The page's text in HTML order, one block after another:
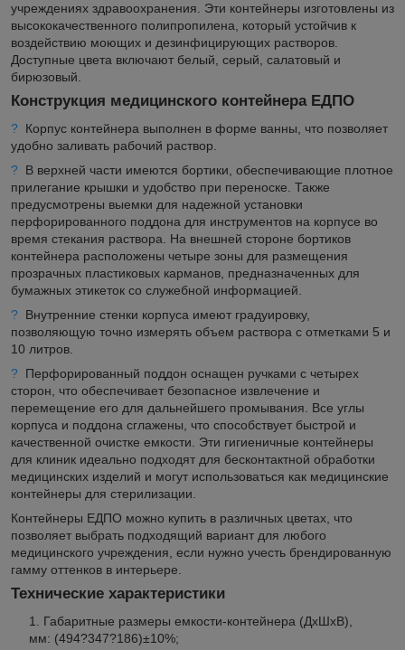
учреждениях здравоохранения. Эти контейнеры изготовлены из
высококачественного полипропилена, который устойчив к
воздействию моющих и дезинфицирующих растворов.
Доступные цвета включают белый, серый, салатовый и
бирюзовый.
Конструкция медицинского контейнера ЕДПО
? Корпус контейнера выполнен в форме ванны, что позволяет
удобно заливать рабочий раствор.
? В верхней части имеются бортики, обеспечивающие плотное
прилегание крышки и удобство при переноске. Также
предусмотрены выемки для надежной установки
перфорированного поддона для инструментов на корпусе во
время стекания раствора. На внешней стороне бортиков
контейнера расположены четыре зоны для размещения
прозрачных пластиковых карманов, предназначенных для
бумажных этикеток со служебной информацией.
? Внутренние стенки корпуса имеют градуировку,
позволяющую точно измерять объем раствора с отметками 5 и
10 литров.
? Перфорированный поддон оснащен ручками с четырех
сторон, что обеспечивает безопасное извлечение и
перемещение его для дальнейшего промывания. Все углы
корпуса и поддона сглажены, что способствует быстрой и
качественной очистке емкости. Эти гигиеничные контейнеры
для клиник идеально подходят для бесконтактной обработки
медицинских изделий и могут использоваться как медицинские
контейнеры для стерилизации.
Контейнеры ЕДПО можно купить в различных цветах, что
позволяет выбрать подходящий вариант для любого
медицинского учреждения, если нужно учесть брендированную
гамму оттенков в интерьере.
Технические характеристики
Габаритные размеры емкости-контейнера (ДхШхВ),
мм: (494?347?186)±10%;